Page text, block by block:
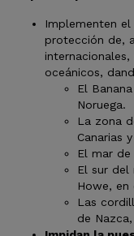
Implementen
protección de,
oceánicos,
El
Noruega.
La zona
Canarias
El mar
El sur del
Howe, en
Las
de